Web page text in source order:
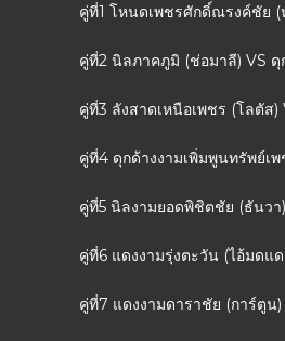
คู่ที่1 โหนดเพชรศักดิ์ณรงค์ชัย
คู่ที่2 นิลภาคภูมิ (ช่อมาลี) VS
คู่ที่3 ลังสาดเหนือเพชร (โลตัส
คู่ที่4 ดุกด้างงามเพิ่มพูนทรัพย์เ
คู่ที่5 นิลงามยอดพิชิตชัย (ธันว
คู่ที่6 แดงงามรุ่งตะวัน (ไอ้มดแ
คู่ที่7 แดงงามดาราชัย (การ์ตู